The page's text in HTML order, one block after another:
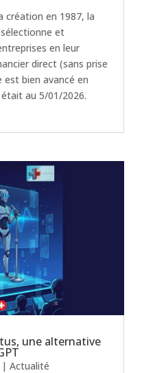
création en 1987, la
et
en leur
direct (sans prise
est bien avancé en
au 5/01/2026.
une alternative
| Actualité